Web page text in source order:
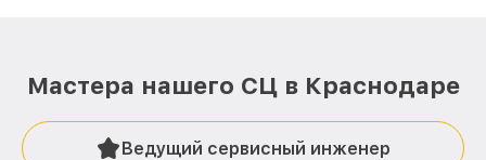
Мастера нашего СЦ в Краснодаре
Ведущий сервисный инженер